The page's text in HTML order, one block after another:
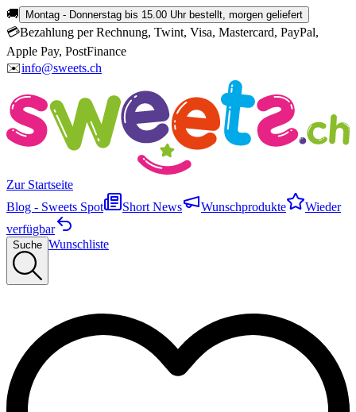
🚚 Montag - Donnerstag bis 15.00 Uhr bestellt, morgen geliefert
💳Bezahlung per Rechnung, Twint, Visa, Mastercard, PayPal,
Apple Pay, PostFinance
✉️info@sweets.ch
Zur Startseite
Blog - Sweets Spot
Short News Wunschprodukte
Wieder
verfügbar
Suche Wunschliste